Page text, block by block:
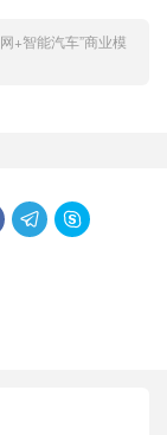
+智能汽车”商业模
 